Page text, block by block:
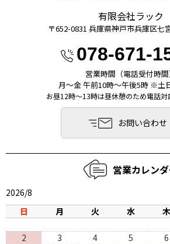
有限会社ラック
〒652-0831 兵庫県神⼾市兵庫区七
078-671-
営業時間（電話受付時間
月〜金 午前10時〜午後5時 ※土
お昼12時～13時は昼休憩のため電話対
お問い合わせ
営業カレン
2026/8
日
月 火 水 木
2
3 4 5 6